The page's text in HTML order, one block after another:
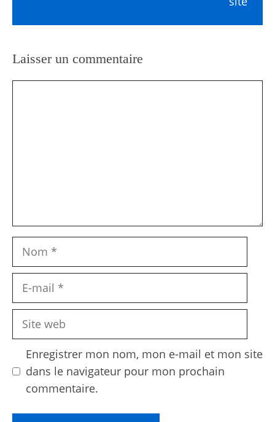
Laisser un commentaire
Nom
Site
Enregistrer mon nom, mon e-mail et mon site
dans le navigateur pour mon prochain
commentaire.